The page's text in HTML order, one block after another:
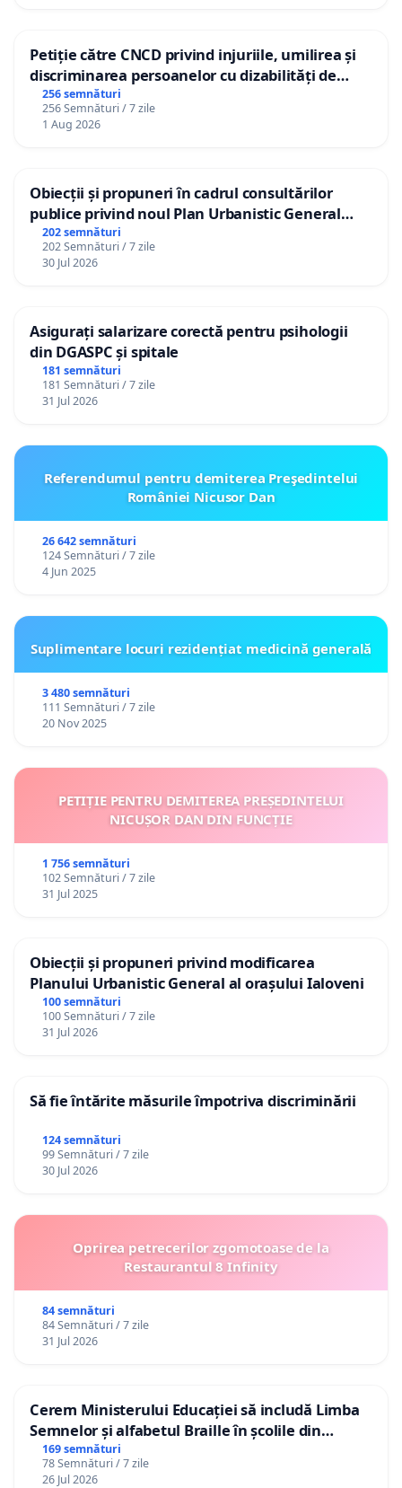
Petiție către CNCD privind injuriile, umilirea și
discriminarea persoanelor cu dizabilități de
către utilizatorul TikTok „Gorici”
256 semnături
256 Semnături / 7 zile
1 Aug 2026
Obiecții și propuneri în cadrul consultărilor
publice privind noul Plan Urbanistic General
(PUG) Ialoveni
202 semnături
202 Semnături / 7 zile
30 Jul 2026
Asigurați salarizare corectă pentru psihologii
din DGASPC și spitale
181 semnături
181 Semnături / 7 zile
31 Jul 2026
Referendumul pentru demiterea Preşedintelui
României Nicusor Dan
26 642 semnături
124 Semnături / 7 zile
4 Jun 2025
Suplimentare locuri rezidențiat medicină generală
3 480 semnături
111 Semnături / 7 zile
20 Nov 2025
PETIȚIE PENTRU DEMITEREA PREȘEDINTELUI
NICUȘOR DAN DIN FUNCȚIE
1 756 semnături
102 Semnături / 7 zile
31 Jul 2025
Obiecții și propuneri privind modificarea
Planului Urbanistic General al orașului Ialoveni
100 semnături
100 Semnături / 7 zile
31 Jul 2026
Să fie întărite măsurile împotriva discriminării
124 semnături
99 Semnături / 7 zile
30 Jul 2026
Oprirea petrecerilor zgomotoase de la
Restaurantul 8 Infinity
84 semnături
84 Semnături / 7 zile
31 Jul 2026
Cerem Ministerului Educației să includă Limba
Semnelor și alfabetul Braille în școlile din
Republica Moldova!
169 semnături
78 Semnături / 7 zile
26 Jul 2026